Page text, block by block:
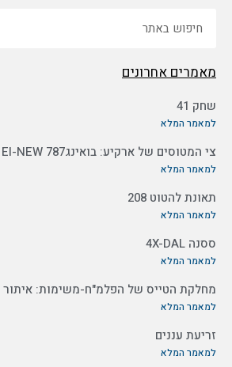
מאמרים אחרונים
שחק 41
למאמר המלא
צי המטוסים של ארקיע: בואינג787 EI-NEW
למאמר המלא
תאונת להטוט 208
למאמר המלא
ססנה 4X-DAL
למאמר המלא
מחלקת הטייס של הפלמ"ח-משימות: איתור
למאמר המלא
זריעת עננים
למאמר המלא